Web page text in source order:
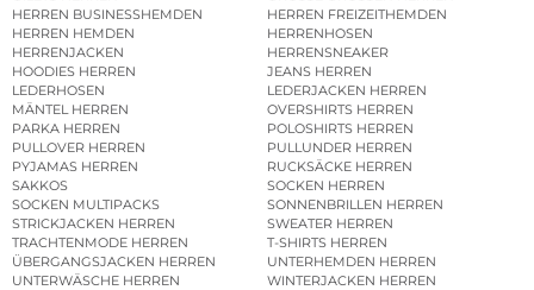
HERREN BUSINESSHEMDEN
HERREN FREIZEITHEMDEN
HERREN HEMDEN
HERRENHOSEN
HERRENJACKEN
HERRENSNEAKER
HOODIES HERREN
JEANS HERREN
LEDERHOSEN
LEDERJACKEN HERREN
MÄNTEL HERREN
OVERSHIRTS HERREN
PARKA HERREN
POLOSHIRTS HERREN
PULLOVER HERREN
PULLUNDER HERREN
PYJAMAS HERREN
RUCKSÄCKE HERREN
SAKKOS
SOCKEN HERREN
SOCKEN MULTIPACKS
SONNENBRILLEN HERREN
STRICKJACKEN HERREN
SWEATER HERREN
TRACHTENMODE HERREN
T-SHIRTS HERREN
ÜBERGANGSJACKEN HERREN
UNTERHEMDEN HERREN
UNTERWÄSCHE HERREN
WINTERJACKEN HERREN